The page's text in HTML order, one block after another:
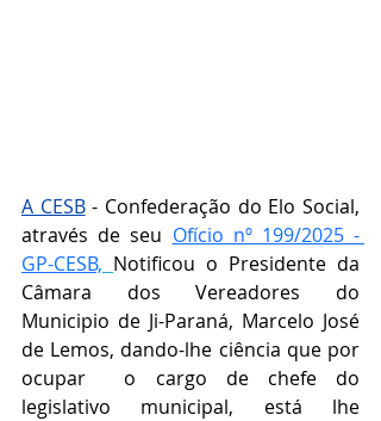
A CESB - Confederação do Elo Social,
através de seu Ofício nº 199/2025 -
GP-CESB, Notificou o Presidente da
Câmara dos Vereadores do
Municipio de Ji-Paraná, Marcelo José
de Lemos, dando-lhe ciência que por
ocupar  o cargo de chefe do
legislativo municipal, está lhe